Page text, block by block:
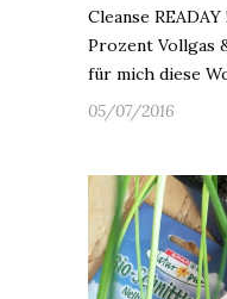
Cleanse
Prozent Vollgas
für mich diese
05/07/2016